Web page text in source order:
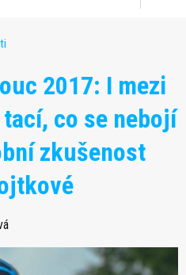
2017: I mezi
co se nebojí
zkušenost